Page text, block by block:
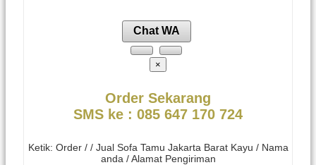
Chat WA
×
Order Sekarang
SMS ke : 085 647 170 724
Ketik: Order / / Jual Sofa Tamu Jakarta Barat Kayu / Nama
anda / Alamat Pengiriman